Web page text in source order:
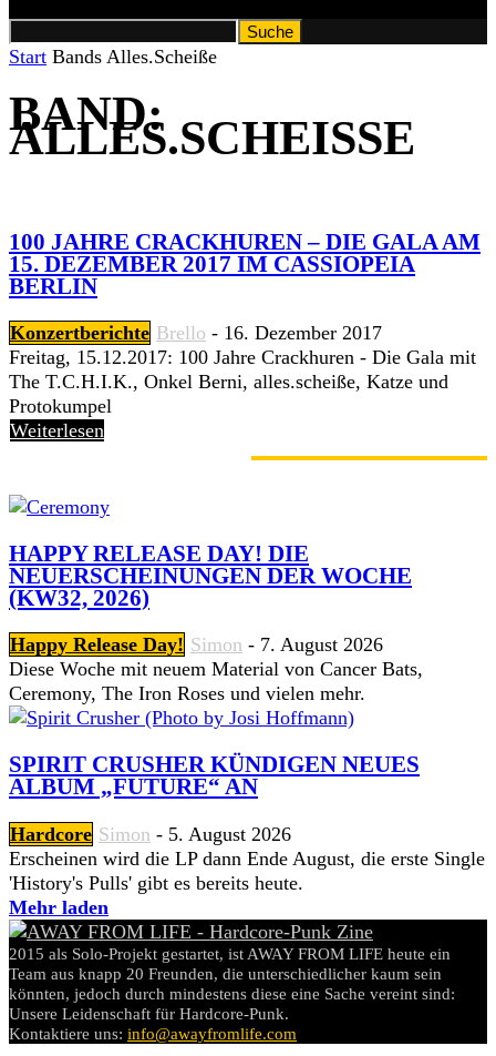
Start Bands Alles.Scheiße
BAND:
ALLES.SCHEISSE
100 JAHRE CRACKHUREN – DIE GALA AM
15. DEZEMBER 2017 IM CASSIOPEIA
BERLIN
Konzertberichte Brello - 16. Dezember 2017
Freitag, 15.12.2017: 100 Jahre Crackhuren - Die Gala mit
The T.C.H.I.K., Onkel Berni, alles.scheiße, Katze und
Protokumpel
Weiterlesen
HAPPY RELEASE DAY! DIE
NEUERSCHEINUNGEN DER WOCHE
(KW32, 2026)
Happy Release Day! Simon - 7. August 2026
Diese Woche mit neuem Material von Cancer Bats,
Ceremony, The Iron Roses und vielen mehr.
SPIRIT CRUSHER KÜNDIGEN NEUES
ALBUM „FUTURE“ AN
Hardcore Simon - 5. August 2026
Erscheinen wird die LP dann Ende August, die erste Single
'History's Pulls' gibt es bereits heute.
Mehr laden
2015 als Solo-Projekt gestartet, ist AWAY FROM LIFE heute ein
Team aus knapp 20 Freunden, die unterschiedlicher kaum sein
könnten, jedoch durch mindestens diese eine Sache vereint sind:
Unsere Leidenschaft für Hardcore-Punk.
Kontaktiere uns: info@awayfromlife.com